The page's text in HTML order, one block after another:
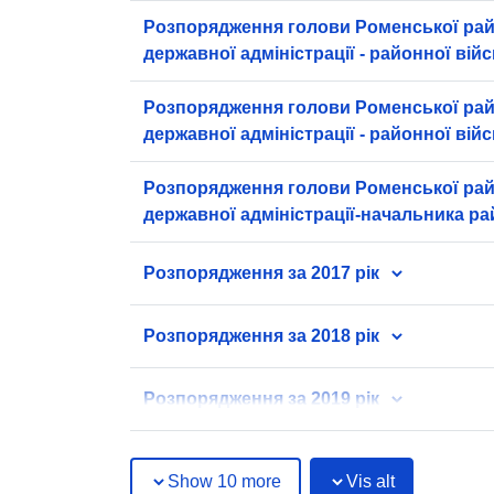
Розпорядження голови Роменської
державної адміністрації - районної
адміністрації за квітень 2026 року
Розпорядження голови Роменської
державної адміністрації - районної
адміністрації за лютий 2026 року
Розпорядження голови Роменської
державної адміністрації-начальника
військової адміністрації за липень
Розпорядження за 2017 рік
Розпорядження за 2018 рік
Розпорядження за 2019 рік
Show 10 more Vis alt